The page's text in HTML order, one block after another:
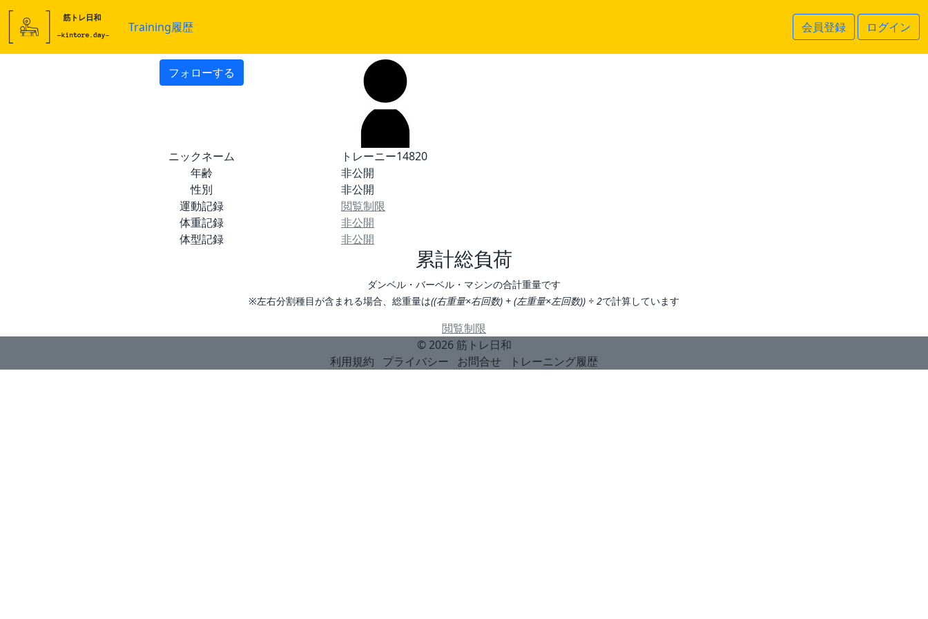
Training履歴 会員登録 ログイン
フォローする
ニックネーム
トレーニー14820
年齢
非公開
性別
非公開
運動記録
閲覧制限
体重記録
非公開
体型記録
非公開
累計総負荷
ダンベル・バーベル・マシンの合計重量です
※左右分割種目が含まれる場合、総重量は((右重量×右回数) + (左重量×左回数)) ÷ 2で計算しています
閲覧制限
© 2026 筋トレ日和
利用規約
プライバシー お問合せ トレーニング履歴